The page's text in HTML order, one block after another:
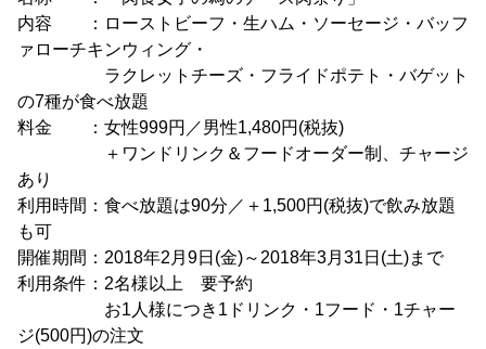
内容 ：ローストビーフ・生ハム・ソーセージ・バッフ
ァローチキンウィング・
ラクレットチーズ・フライドポテト・バゲット
の7種が食べ放題
料金 ：女性999円／男性1,480円(税抜)
＋ワンドリンク＆フードオーダー制、チャージ
あり
利用時間：食べ放題は90分／＋1,500円(税抜)で飲み放題
も可
開催期間：2018年2月9日(金)～2018年3月31日(土)まで
利用条件：2名様以上 要予約
お1人様につき1ドリンク・1フード・1チャー
ジ(500円)の注文